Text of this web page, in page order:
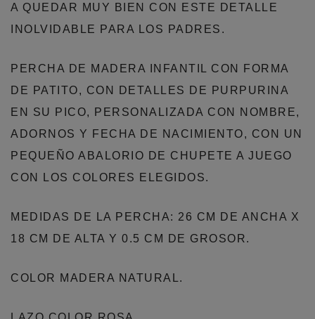
A QUEDAR MUY BIEN CON ESTE DETALLE
INOLVIDABLE PARA LOS PADRES.
PERCHA DE MADERA INFANTIL CON FORMA
DE PATITO, CON DETALLES DE PURPURINA
EN SU PICO, PERSONALIZADA CON NOMBRE,
ADORNOS Y FECHA DE NACIMIENTO, CON UN
PEQUEÑO ABALORIO DE CHUPETE A JUEGO
CON LOS COLORES ELEGIDOS.
MEDIDAS DE LA PERCHA: 26 CM DE ANCHA X
18 CM DE ALTA Y 0.5 CM DE GROSOR.
COLOR MADERA NATURAL.